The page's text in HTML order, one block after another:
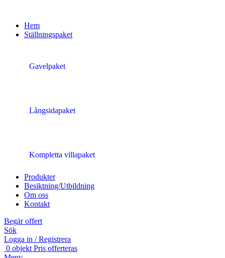
Hem
Ställningspaket
Gavelpaket
Långsidapaket
Kompletta villapaket
Produkter
Besiktning/Utbildning
Om oss
Kontakt
Begär offert
Sök
Logga in / Registrera
0 objekt Pris offerteras